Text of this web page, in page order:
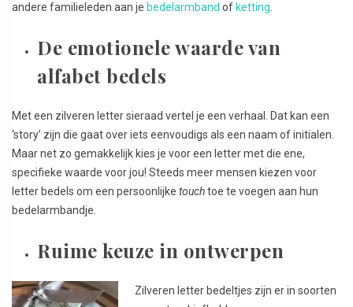
andere familieleden aan je bedelarmband of ketting
De emotionele waarde van
alfabet bedels
Met een zilveren letter sieraad vertel je een verhaal. Dat kan een
‘story’ zijn die gaat over iets eenvoudigs als een naam of initialen.
Maar net zo gemakkelijk kies je voor een letter met die ene,
specifieke waarde voor jou! Steeds meer mensen kiezen voor
letter bedels om een persoonlijke touchtoe te voegen aan hun
bedelarmbandje.
Ruime keuze in ontwerpen
Zilveren letter bedeltjes zijn er in soorten